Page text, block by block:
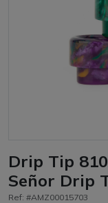
Drip Tip
Señor Drip
Ref: #AMZ00015703